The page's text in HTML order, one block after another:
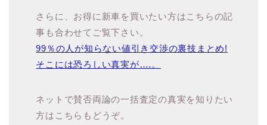
さらに、お得に新車を買いたい方はこちらの記
事も合わせてご覧下さい。
99％の人が知らない値引き交渉の裏技まとめ!
そこには恐ろしい真実が….。
ネットで賛否両論の一括査定の真実を知りたい
方はこちらもどうぞ。